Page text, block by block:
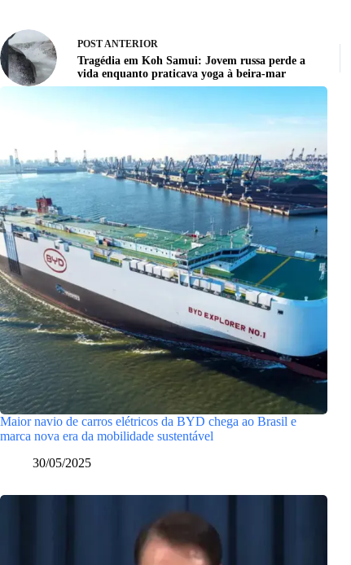
POSTANTERIOR
Tragédia em Koh Samui: Jovem russa perde a
vida enquanto praticava yoga à beira-mar
Maior navio de carros elétricos da BYD chega ao Brasil e
marca nova era da mobilidade sustentável
30/05/2025